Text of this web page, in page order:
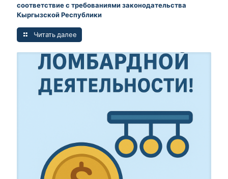
соответствие с требованиями законодательства
Кыргызской Республики
Читать далее